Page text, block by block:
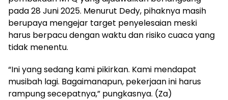
pada 28 Juni 2025. Menurut Dedy, pihaknya masih
berupaya mengejar target penyelesaian meski
harus berpacu dengan waktu dan risiko cuaca yang
tidak menentu.
“Ini yang sedang kami pikirkan. Kami mendapat
musibah lagi. Bagaimanapun, pekerjaan ini harus
rampung secepatnya,” pungkasnya. (Za)